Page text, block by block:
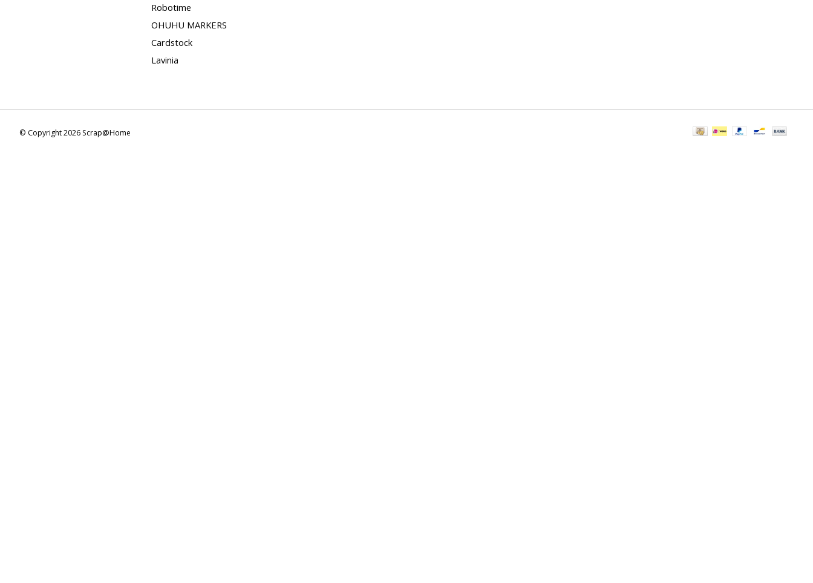
Robotime
OHUHU MARKERS
Cardstock
Lavinia
© Copyright 2026 Scrap@Home